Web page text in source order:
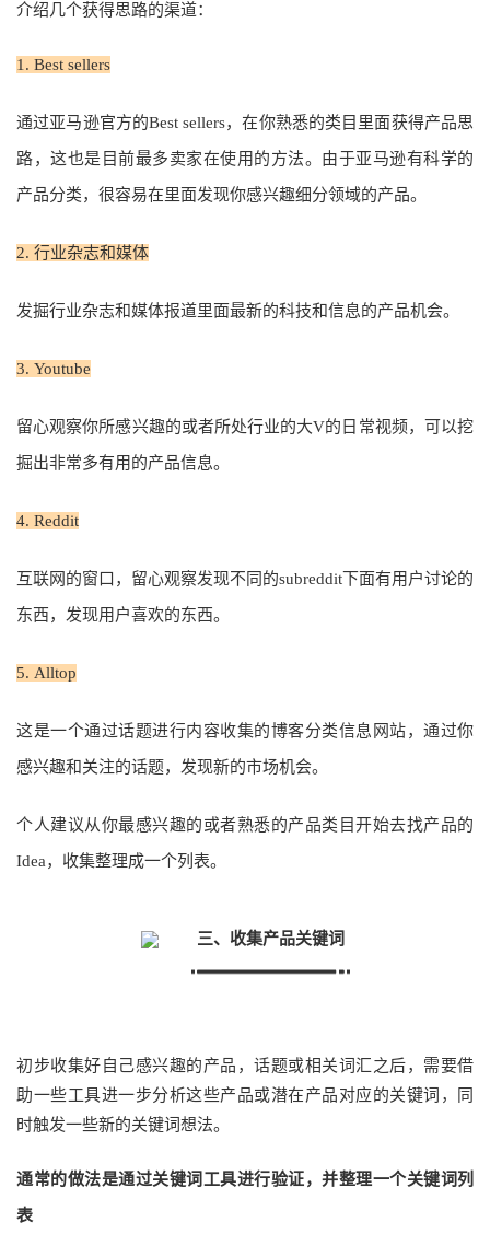
介绍几个获得思路的渠道：
1. Best sellers
通过亚马逊官方的Best sellers，在你熟悉的类目里面获得产品思
路，这也是目前最多卖家在使用的方法。由于亚马逊有科学的
产品分类，很容易在里面发现你感兴趣细分领域的产品。
2. 行业杂志和媒体
发掘行业杂志和媒体报道里面最新的科技和信息的产品机会。
3. Youtube
留心观察你所感兴趣的或者所处行业的大V的日常视频，可以挖
掘出非常多有用的产品信息。
4. Reddit
互联网的窗口，留心观察发现不同的subreddit下面有用户讨论的
东西，发现用户喜欢的东西。
5. Alltop
这是一个通过话题进行内容收集的博客分类信息网站，通过你
感兴趣和关注的话题，发现新的市场机会。
个人建议从你最感兴趣的或者熟悉的产品类目开始去找产品的
Idea，收集整理成一个列表。
三、收集产品关键词
初步收集好自己感兴趣的产品，话题或相关词汇之后，需要借
助一些工具进一步分析这些产品或潜在产品对应的关键词，同
时触发一些新的关键词想法。
通常的做法是通过关键词工具进行验证，并整理一个关键词列
表